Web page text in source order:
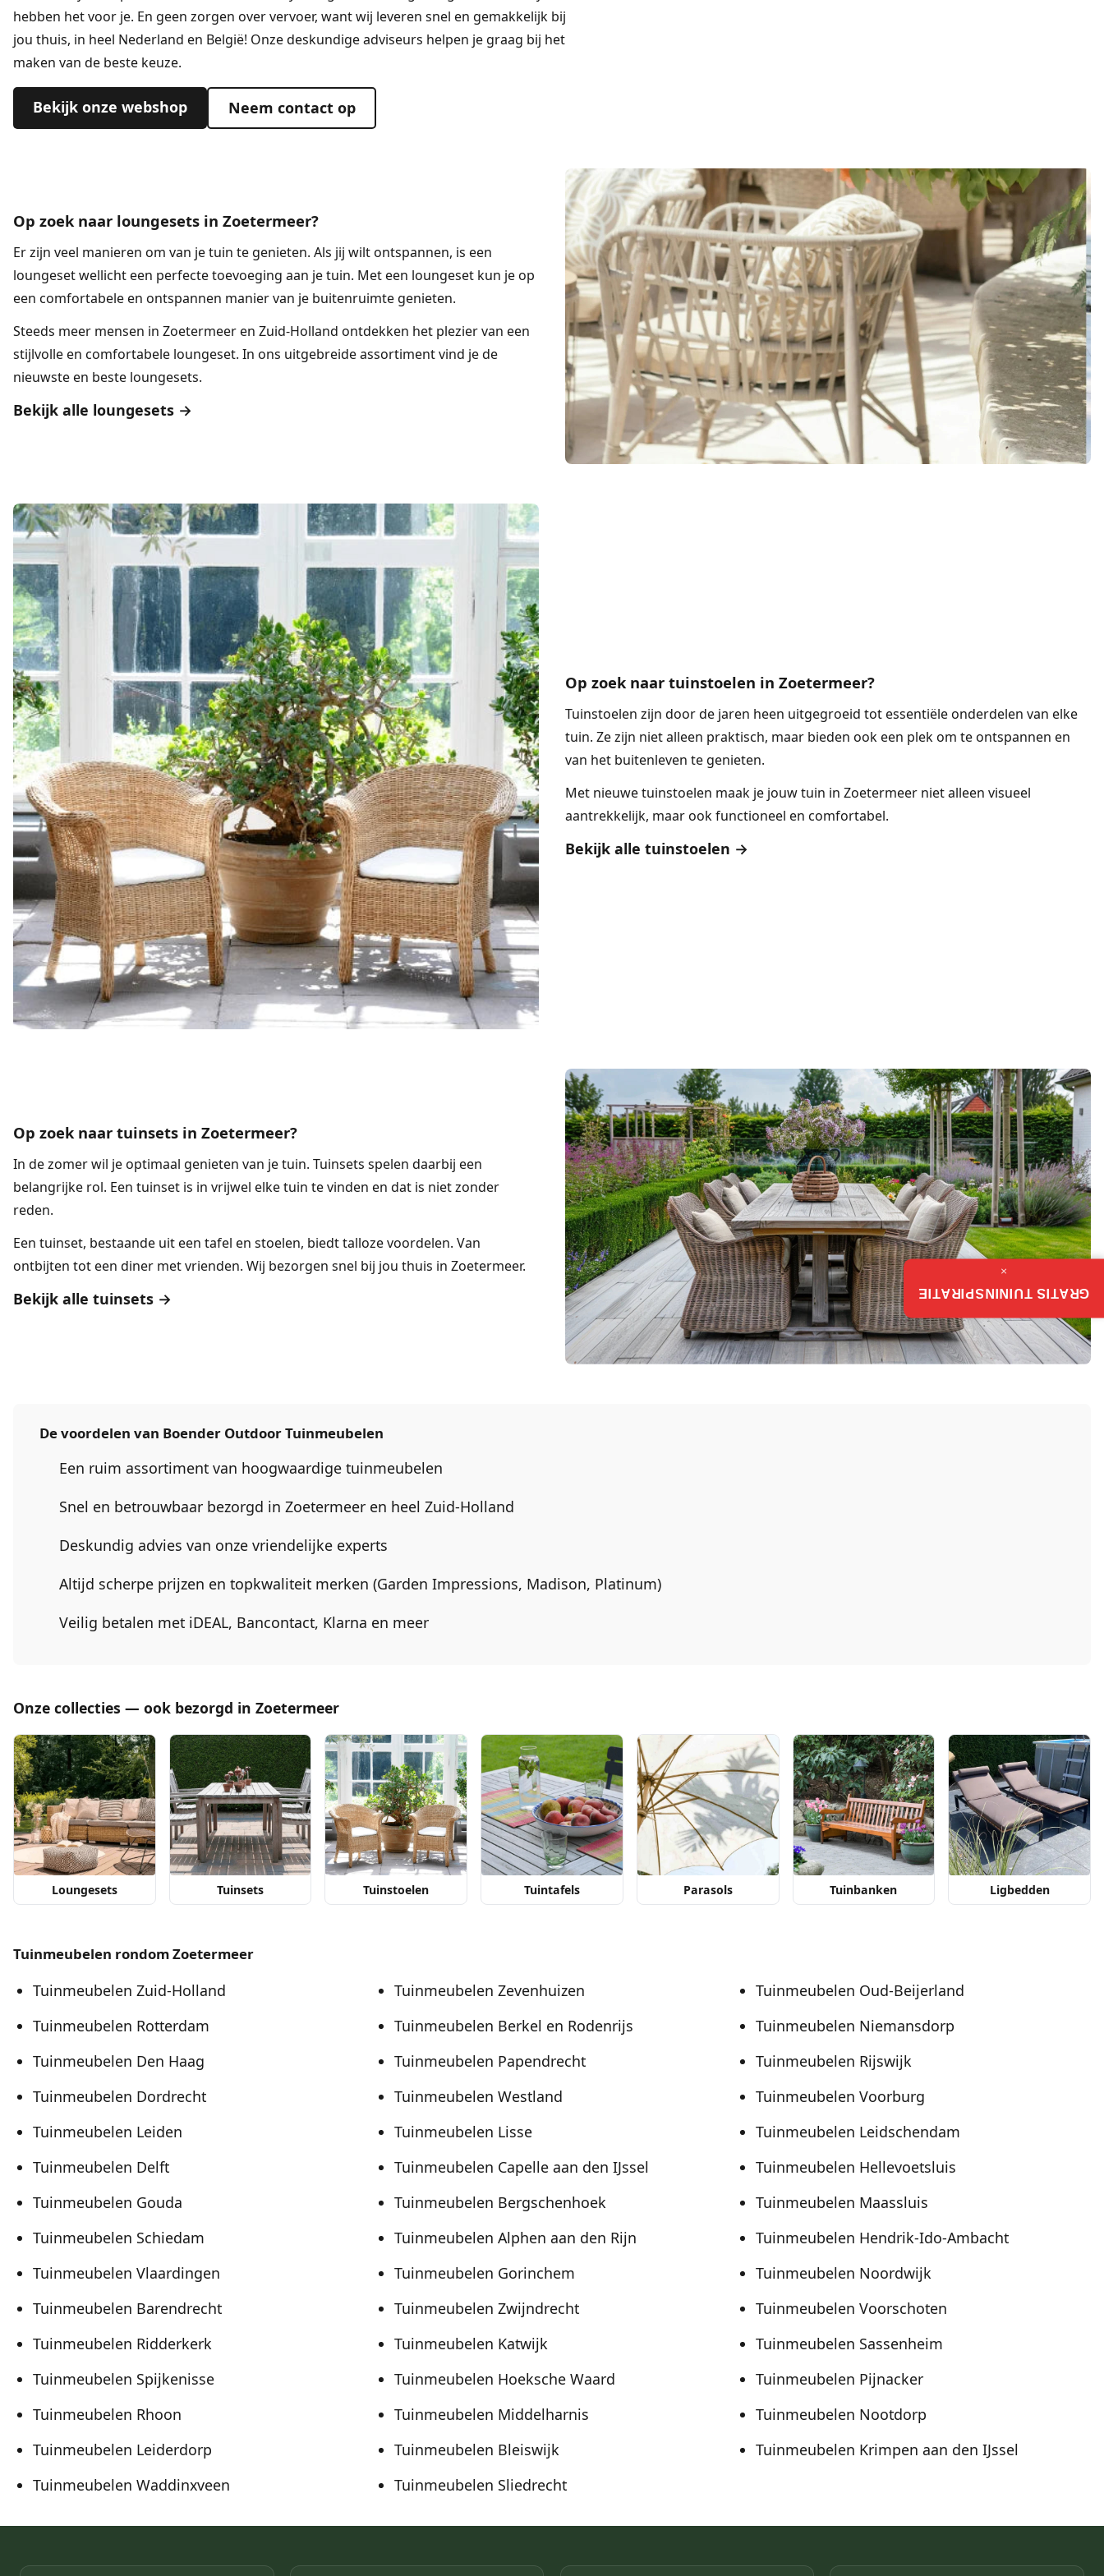
hebben het voor je. En geen zorgen over vervoer, want wij leveren snel en gemakkelijk bij
jou thuis, in heel Nederland en België! Onze deskundige adviseurs helpen je graag bij het
maken van de beste keuze.
Bekijk onze webshop Neem contact op
Op zoek naar loungesets in Zoetermeer?
Er zijn veel manieren om van je tuin te genieten. Als jij wilt ontspannen, is een
loungesetwellicht een perfecte toevoeging aan je tuin. Met een loungeset kun je op
een comfortabele en ontspannen manier van je buitenruimte genieten.
Steeds meer mensen in Zoetermeer en Zuid-Holland ontdekken het plezier van een
stijlvolle en comfortabele loungeset. In ons uitgebreide assortiment vind je de
nieuwste en beste loungesets.
Bekijk alle loungesets →
Op zoek naar tuinstoelen in Zoetermeer?
Tuinstoelen zijn door de jaren heen uitgegroeid tot essentiële onderdelen van elke
tuin. Ze zijn niet alleen praktisch, maar bieden ook een plek om te ontspannen en
van het buitenleven te genieten.
Met nieuwe tuinstoelen maak je jouw tuin in Zoetermeer niet alleen visueel
aantrekkelijk, maar ook functioneel en comfortabel.
Bekijk alle tuinstoelen →
Op zoek naar tuinsets in Zoetermeer?
In de zomer wil je optimaal genieten van je tuin. Tuinsets spelen daarbij een
belangrijke rol. Een tuinset is in vrijwel elke tuin te vinden en dat is niet zonder
reden.
Een tuinset, bestaande uit een tafel en stoelen, biedt talloze voordelen. Van
ontbijten tot een diner met vrienden. Wij bezorgen snel bij jou thuis in Zoetermeer.
Bekijk alle tuinsets →
De voordelen van Boender Outdoor Tuinmeubelen
Een ruim assortiment van hoogwaardige tuinmeubelen
Snel en betrouwbaar bezorgd in Zoetermeer en heel Zuid-Holland
Deskundig advies van onze vriendelijke experts
Altijd scherpe prijzen en topkwaliteit merken (Garden Impressions, Madison, Platinum)
Veilig betalen met iDEAL, Bancontact, Klarna en meer
Onze collecties — ook bezorgd in Zoetermeer
Loungesets Tuinsets Tuinstoelen Tuintafels Parasols Tuinbanken Ligbedden
Tuinmeubelen rondom Zoetermeer
Tuinmeubelen Zuid-Holland
Tuinmeubelen Rotterdam
Tuinmeubelen Den Haag
Tuinmeubelen Dordrecht
Tuinmeubelen Leiden
Tuinmeubelen Delft
Tuinmeubelen Gouda
Tuinmeubelen Schiedam
Tuinmeubelen Vlaardingen
Tuinmeubelen Barendrecht
Tuinmeubelen Ridderkerk
Tuinmeubelen Spijkenisse
Tuinmeubelen Rhoon
Tuinmeubelen Leiderdorp
Tuinmeubelen Waddinxveen
Tuinmeubelen Zevenhuizen
Tuinmeubelen Berkel en Rodenrijs
Tuinmeubelen Papendrecht
Tuinmeubelen Westland
Tuinmeubelen Lisse
Tuinmeubelen Capelle aan den IJssel
Tuinmeubelen Bergschenhoek
Tuinmeubelen Alphen aan den Rijn
Tuinmeubelen Gorinchem
Tuinmeubelen Zwijndrecht
Tuinmeubelen Katwijk
Tuinmeubelen Hoeksche Waard
Tuinmeubelen Middelharnis
Tuinmeubelen Bleiswijk
Tuinmeubelen Sliedrecht
Tuinmeubelen Oud-Beijerland
Tuinmeubelen Niemansdorp
Tuinmeubelen Rijswijk
Tuinmeubelen Voorburg
Tuinmeubelen Leidschendam
Tuinmeubelen Hellevoetsluis
Tuinmeubelen Maassluis
Tuinmeubelen Hendrik-Ido-Ambacht
Tuinmeubelen Noordwijk
Tuinmeubelen Voorschoten
Tuinmeubelen Sassenheim
Tuinmeubelen Pijnacker
Tuinmeubelen Nootdorp
Tuinmeubelen Krimpen aan den IJssel
GRATIS TUININSPIRATIE
×